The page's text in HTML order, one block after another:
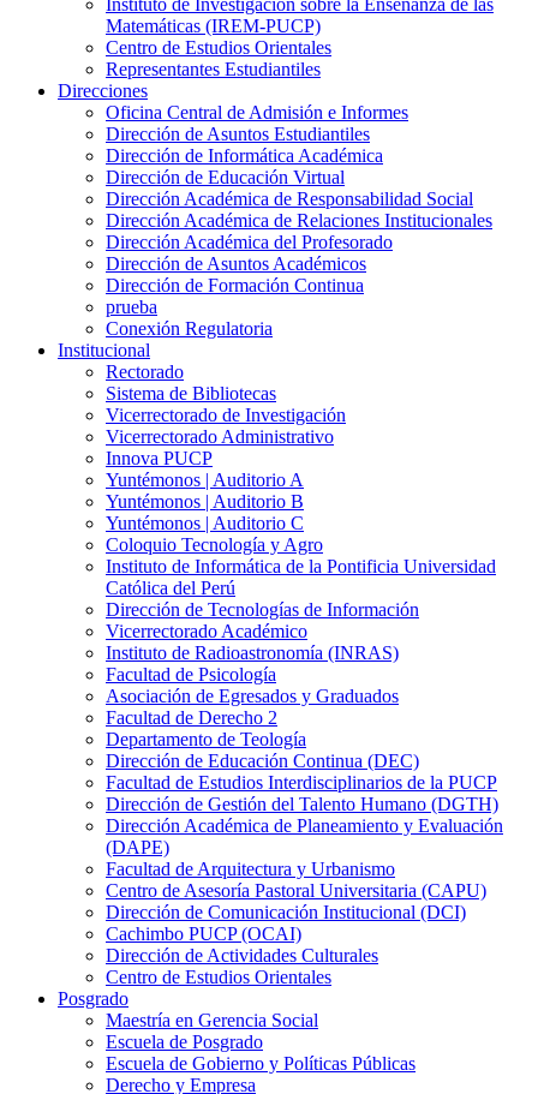
Instituto de Investigación sobre la Enseñanza de las
Matemáticas (IREM-PUCP)
Centro de Estudios Orientales
Representantes Estudiantiles
Direcciones
Oficina Central de Admisión e Informes
Dirección de Asuntos Estudiantiles
Dirección de Informática Académica
Dirección de Educación Virtual
Dirección Académica de Responsabilidad Social
Dirección Académica de Relaciones Institucionales
Dirección Académica del Profesorado
Dirección de Asuntos Académicos
Dirección de Formación Continua
prueba
Conexión Regulatoria
Institucional
Rectorado
Sistema de Bibliotecas
Vicerrectorado de Investigación
Vicerrectorado Administrativo
Innova PUCP
Yuntémonos | Auditorio A
Yuntémonos | Auditorio B
Yuntémonos | Auditorio C
Coloquio Tecnología y Agro
Instituto de Informática de la Pontificia Universidad
Católica del Perú
Dirección de Tecnologías de Información
Vicerrectorado Académico
Instituto de Radioastronomía (INRAS)
Facultad de Psicología
Asociación de Egresados y Graduados
Facultad de Derecho 2
Departamento de Teología
Dirección de Educación Continua (DEC)
Facultad de Estudios Interdisciplinarios de la PUCP
Dirección de Gestión del Talento Humano (DGTH)
Dirección Académica de Planeamiento y Evaluación
(DAPE)
Facultad de Arquitectura y Urbanismo
Centro de Asesoría Pastoral Universitaria (CAPU)
Dirección de Comunicación Institucional (DCI)
Cachimbo PUCP (OCAI)
Dirección de Actividades Culturales
Centro de Estudios Orientales
Posgrado
Maestría en Gerencia Social
Escuela de Posgrado
Escuela de Gobierno y Políticas Públicas
Derecho y Empresa